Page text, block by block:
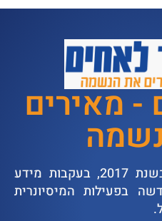
- מאירים
ארגון אור לאחים, הוקם בשנת 2017, בעקבות מידע
בפעילות המיסיונרית